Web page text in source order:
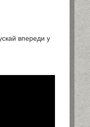
впереди у